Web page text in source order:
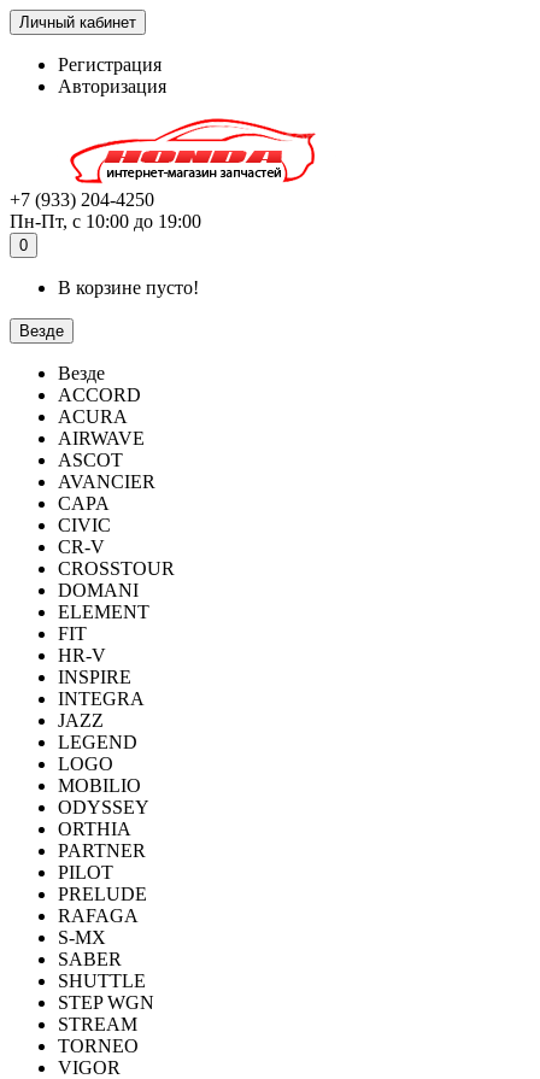
Личный кабинет
Регистрация
Авторизация
+7 (933) 204-4250
Пн-Пт, с 10:00 до 19:00
0
В корзине пусто!
Везде
Везде
ACCORD
ACURA
AIRWAVE
ASCOT
AVANCIER
CAPA
CIVIC
CR-V
CROSSTOUR
DOMANI
ELEMENT
FIT
HR-V
INSPIRE
INTEGRA
JAZZ
LEGEND
LOGO
MOBILIO
ODYSSEY
ORTHIA
PARTNER
PILOT
PRELUDE
RAFAGA
S-MX
SABER
SHUTTLE
STEP WGN
STREAM
TORNEO
VIGOR